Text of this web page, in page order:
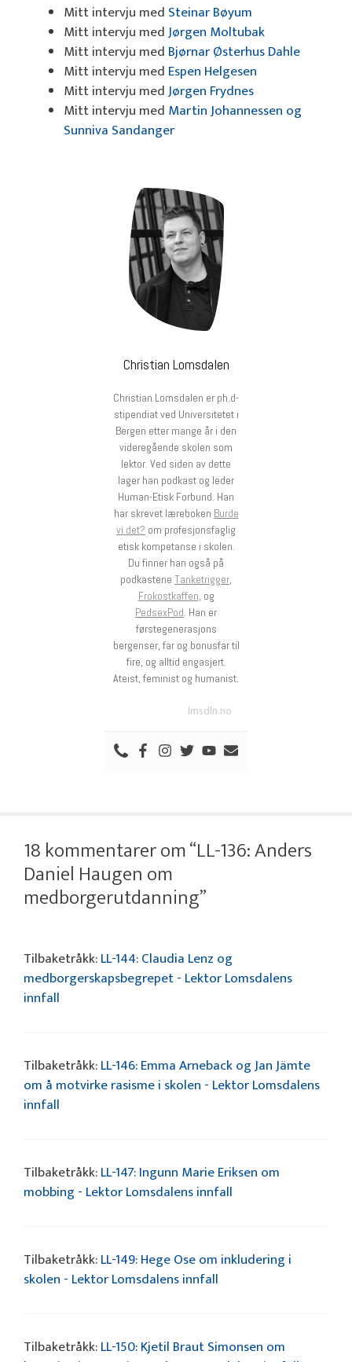
Mitt intervju med Steinar Bøyum
Mitt intervju medJørgen Moltubak
Mitt intervju med Bjørnar Østerhus Dahle
Mitt intervju med Espen Helgesen
Mitt intervju medJørgen Frydnes
Mitt intervju med Martin Johannessen og
Sunniva Sandanger
Christian Lomsdalen
Christian Lomsdalen er ph.d-
stipendiat ved Universitetet i
Bergen etter mange år i den
videregående skolen som
lektor. Ved siden av dette
lager han podkast og leder
Human-Etisk Forbund. Han
har skrevet læreboken Burde
vi det? om profesjonsfaglig
etisk kompetanse i skolen.
Du finner han også på
podkastene Tanketrigger,
Frokostkaffen, og
PedsexPod. Han er
førstegenerasjons
bergenser, far og bonusfar til
fire, og alltid engasjert.
Ateist, feminist og humanist.
lmsdln.no
18 kommentarer om “LL-136: Anders
Daniel Haugen om
medborgerutdanning”
Tilbaketråkk:LL-144: Claudia Lenz og
medborgerskapsbegrepet - Lektor Lomsdalens
innfall
Tilbaketråkk:LL-146: Emma Arneback og Jan Jämte
om å motvirke rasisme i skolen - Lektor Lomsdalens
innfall
Tilbaketråkk:LL-147: Ingunn Marie Eriksen om
mobbing - Lektor Lomsdalens innfall
Tilbaketråkk:LL-149: Hege Ose om inkludering i
skolen - Lektor Lomsdalens innfall
Tilbaketråkk:LL-150: Kjetil Braut Simonsen om